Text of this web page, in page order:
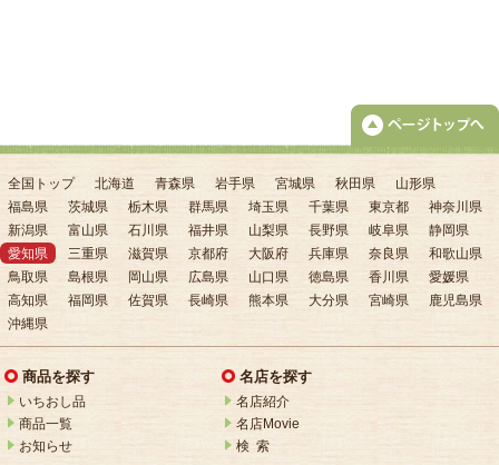
全国トップ 北海道 青森県 岩手県 宮城県 秋田県
山形県
福島県
茨城県 栃木県 群馬県 埼玉県 千葉県 東京都
神奈川県
新潟県
富山県 石川県 福井県 山梨県 長野県 岐阜県
静岡県
愛知県
三重県 滋賀県 京都府 大阪府 兵庫県 奈良県
和歌山県
鳥取県
島根県 岡山県 広島県 山口県 徳島県 香川県
愛媛県
高知県
福岡県 佐賀県 長崎県 熊本県 大分県 宮崎県
鹿児島県
沖縄県
商品を探す
いちおし品
商品一覧
お知らせ
名店を探す
名店紹介
名店Movie
検 索